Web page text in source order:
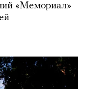
«Мемориал»